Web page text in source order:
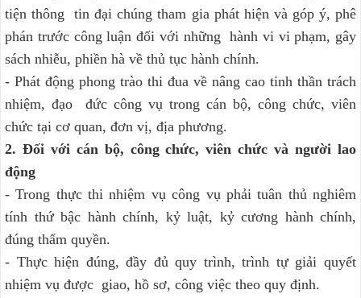
tiện thông tin đại chúng tham gia phát hiện và góp ý, phê
phán trước công luận đối với những hành vi vi phạm, gây
sách nhiễu, phiền hà về thủ tục hành chính.
- Phát động phong trào thi đua về nâng cao tinh thần trách
nhiệm, đạo đức công vụ trong cán bộ, công chức, viên
chức tại cơ quan, đơn vị, địa phương.
2. Đối với cán bộ, công chức, viên chức và người lao
động
- Trong thực thi nhiệm vụ công vụ phải tuân thủ nghiêm
tính thứ bậc hành chính, kỷ luật, kỷ cương hành chính,
đúng thẩm quyền.
- Thực hiện đúng, đầy đủ quy trình, trình tự giải quyết
nhiệm vụ được giao, hồ sơ, công việc theo quy định.